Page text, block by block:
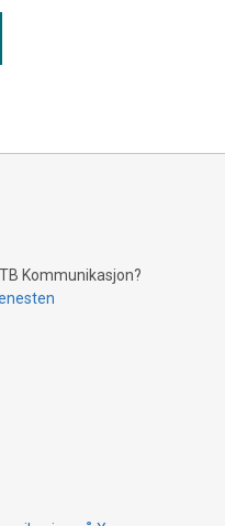
Kommunikasjon?